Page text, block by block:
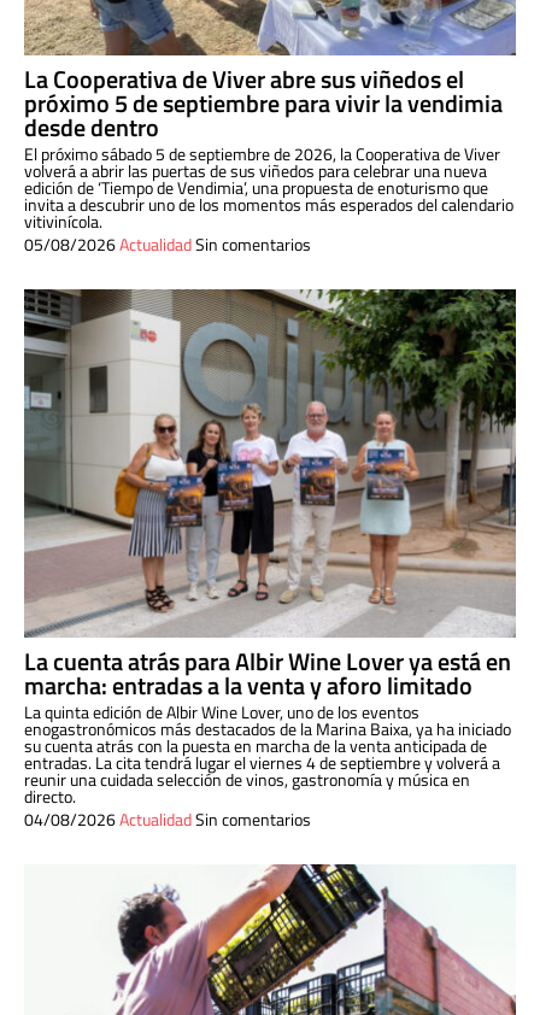
La Cooperativa de Viver abre sus viñedos el
próximo 5 de septiembre para vivir la vendimia
desde dentro
El próximo sábado 5 de septiembre de 2026, la Cooperativa de Viver
volverá a abrir las puertas de sus viñedos para celebrar una nueva
edición de ‘Tiempo de Vendimia’, una propuesta de enoturismo que
invita a descubrir uno de los momentos más esperados del calendario
vitivinícola.
05/08/2026ActualidadSin comentarios
La cuenta atrás para Albir Wine Lover ya está en
marcha: entradas a la venta y aforo limitado
La quinta edición de Albir Wine Lover, uno de los eventos
enogastronómicos más destacados de la Marina Baixa, ya ha iniciado
su cuenta atrás con la puesta en marcha de la venta anticipada de
entradas. La cita tendrá lugar el viernes 4 de septiembre y volverá a
reunir una cuidada selección de vinos, gastronomía y música en
directo.
04/08/2026ActualidadSin comentarios